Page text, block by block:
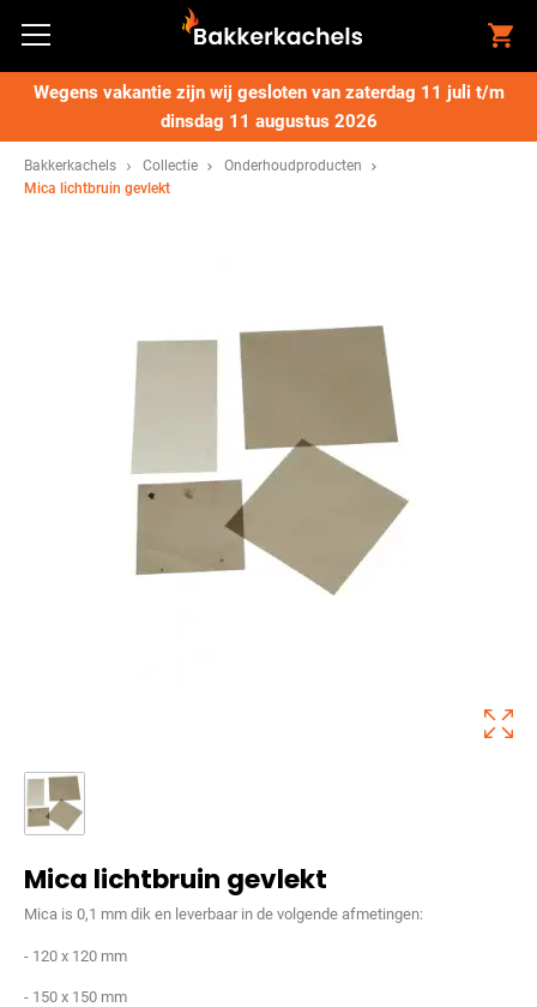
Wegens vakantie zijn wij gesloten van zaterdag 11 juli t/m
dinsdag 11 augustus 2026
Bakkerkachels Collectie
Onderhoudproducten
Mica lichtbruin gevlekt
Mica lichtbruin gevlekt
Mica is 0,1 mm dik en leverbaar in de volgende afmetingen:
- 120 x 120 mm
- 150 x 150 mm